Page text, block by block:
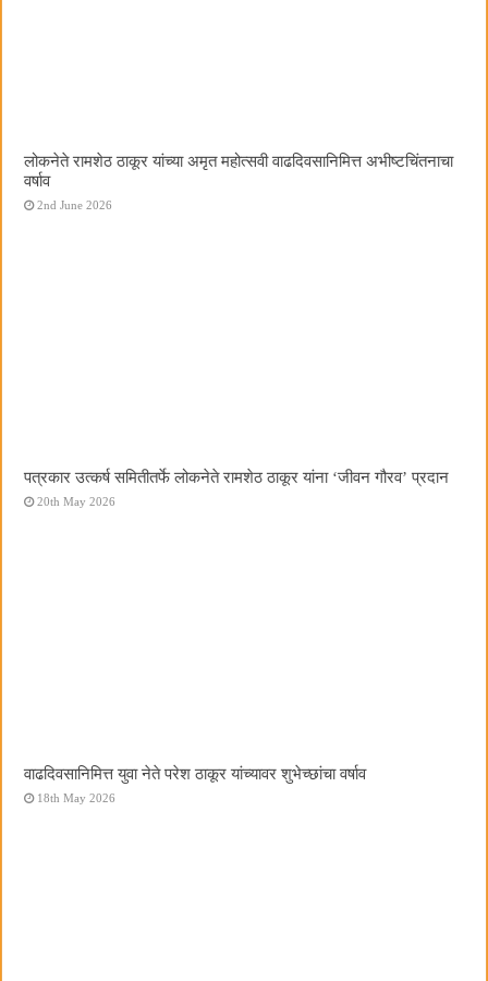
लोकनेते रामशेठ ठाकूर यांच्या अमृत महोत्सवी वाढदिवसानिमित्त अभीष्टचिंतनाचा
वर्षाव
2nd June 2026
पत्रकार उत्कर्ष समितीतर्फे लोकनेते रामशेठ ठाकूर यांना ‌‘जीवन गौरव‌’ प्रदान
20th May 2026
वाढदिवसानिमित्त युवा नेते परेश ठाकूर यांच्यावर शुभेच्छांचा वर्षाव
18th May 2026